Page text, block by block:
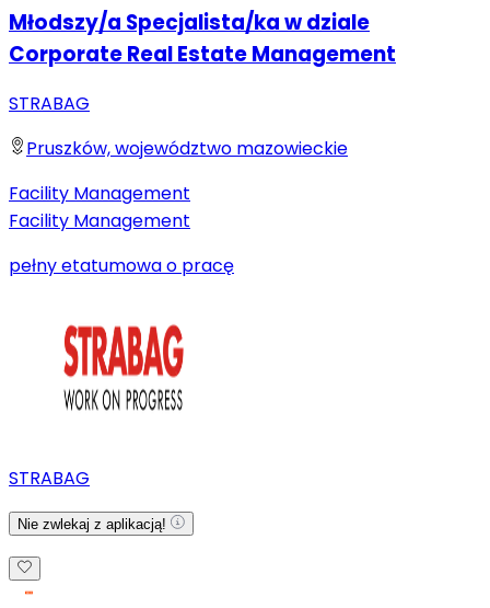
Młodszy/a Specjalista/ka w dziale
Corporate Real Estate Management
STRABAG
Pruszków, województwo mazowieckie
Facility Management
Facility Management
pełny etatumowa o pracę
STRABAG
Nie zwlekaj z aplikacją!